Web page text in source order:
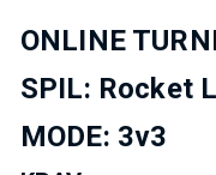
ONLINE
SPIL: Rocket
MODE: 3v3